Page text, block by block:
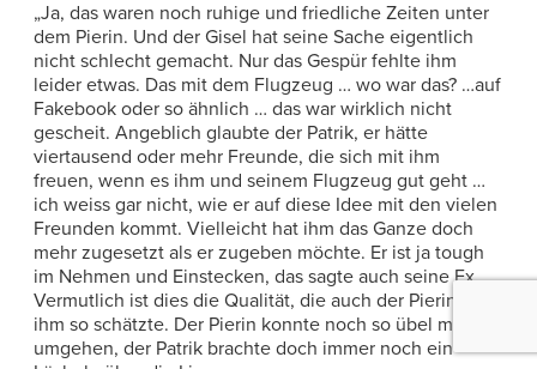
„Ja, das waren noch ruhige und friedliche Zeiten unter
dem Pierin. Und der Gisel hat seine Sache eigentlich
nicht schlecht gemacht. Nur das Gespür fehlte ihm
leider etwas. Das mit dem Flugzeug … wo war das? …auf
Fakebook oder so ähnlich … das war wirklich nicht
gescheit. Angeblich glaubte der Patrik, er hätte
viertausend oder mehr Freunde, die sich mit ihm
freuen, wenn es ihm und seinem Flugzeug gut geht …
ich weiss gar nicht, wie er auf diese Idee mit den vielen
Freunden kommt. Vielleicht hat ihm das Ganze doch
mehr zugesetzt als er zugeben möchte. Er ist ja tough
im Nehmen und Einstecken, das sagte auch seine Ex.
Vermutlich ist dies die Qualität, die auch der Pierin an
ihm so schätzte. Der Pierin konnte noch so übel mit ihm
umgehen, der Patrik brachte doch immer noch ein